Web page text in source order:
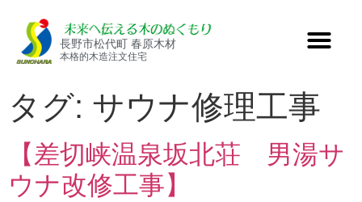
長野市松代町 春原木材
本格的木造注文住宅
タグ: サウナ修理工事
【差切峡温泉坂北荘 男湯サ
ウナ改修工事】